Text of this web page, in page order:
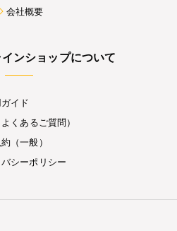
会社概要
ンショップについて
イド
くあるご質問）
（一般）
シーポリシー